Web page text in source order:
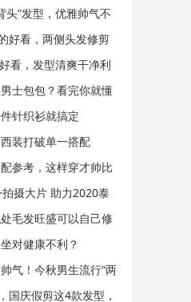
头”发型，优雅帅气不
好看，两侧头发修剪
看，发型清爽干净利
士包包？看完你就懂
针织衫就搞定
装打破单一搭配
参考，这样穿才帅比
摄大片 助力2020泰
毛发旺盛可以自己修
对健康不利？
气！今秋男生流行“两
国庆假剪这4款发型，